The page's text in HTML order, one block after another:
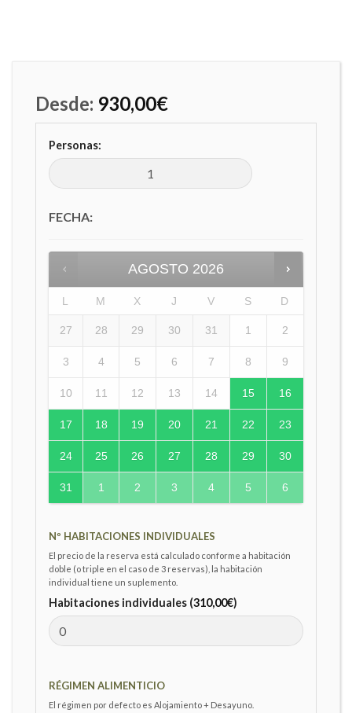
Desde: 930,00€
Personas:
FECHA:
AGOSTO 2026
L M X J V S D
27 28 29 30 31 1 2
3 4 5 6 7 8 9
10 11 12 13 14 15 16
17 18 19 20 21 22 23
24 25 26 27 28 29 30
31 1 2 3 4 5 6
Nº HABITACIONES INDIVIDUALES
El precio de la reserva está calculado conforme a habitación
doble (o triple en el caso de 3 reservas), la habitación
individual tiene un suplemento.
Habitaciones individuales (310,00€)
RÉGIMEN ALIMENTICIO
El régimen por defecto es Alojamiento + Desayuno.